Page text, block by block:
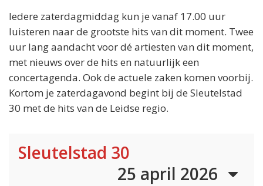
Iedere zaterdagmiddag kun je vanaf 17.00 uur
luisteren naar de grootste hits van dit moment. Twee
uur lang aandacht voor dé artiesten van dit moment,
met nieuws over de hits en natuurlijk een
concertagenda. Ook de actuele zaken komen voorbij.
Kortom je zaterdagavond begint bij de Sleutelstad
30 met de hits van de Leidse regio.
Sleutelstad 30
25 april 2026